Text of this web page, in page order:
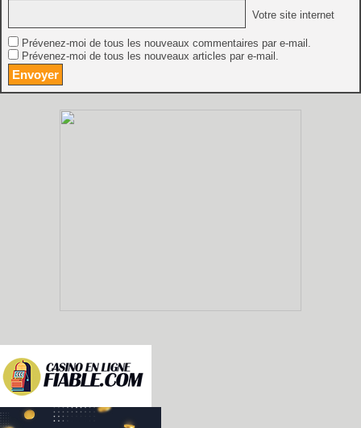
Votre site internet
Prévenez-moi de tous les nouveaux commentaires par e-mail.
Prévenez-moi de tous les nouveaux articles par e-mail.